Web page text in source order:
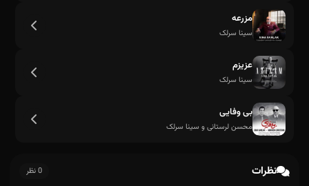
مزرعه
سینا سرلک
عزیزم
سینا سرلک
بی وفایی
محسن لرستانی و سینا سرلک
نظرات 0 نظر